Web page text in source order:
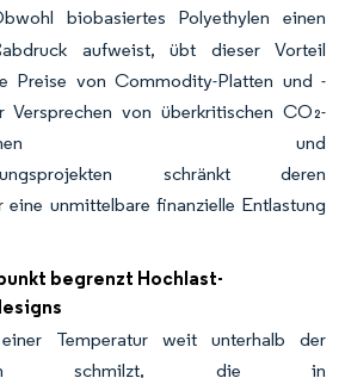
biobasiertes Polyethylen einen
aufweist, übt dieser Vorteil
Preise von Commodity-Platten und -
Versprechen von überkritischen CO₂-
und
schränkt deren
eine unmittelbare finanzielle Entlastung
begrenzt Hochlast-
Temperatur weit unterhalb der
schmilzt, die in